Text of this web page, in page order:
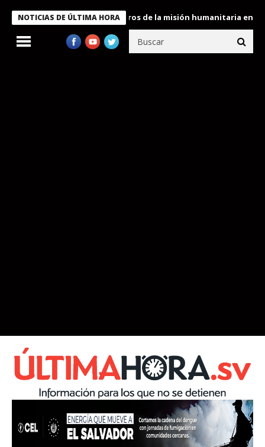
NOTICIAS DE ÚLTIMA HORA
condecora a miembros de la misión humanitaria enviada a